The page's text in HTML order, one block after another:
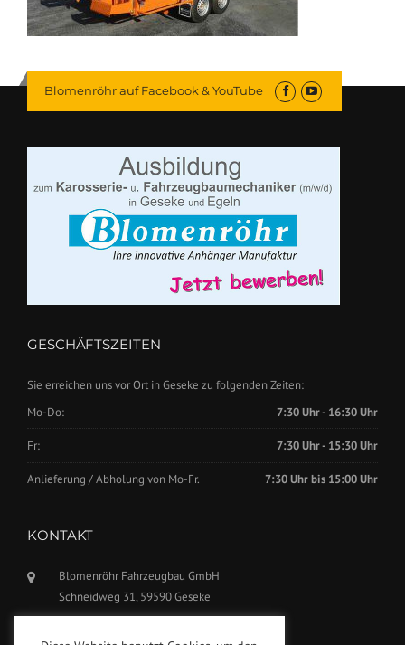
Blomenröhr auf Facebook & YouTube
GESCHÄFTSZEITEN
Sie erreichen uns vor Ort in Geseke zu folgenden Zeiten:
Mo-Do:
7:30 Uhr - 16:30 Uhr
Fr: 7:30 Uhr - 15:30 Uhr
Anlieferung / Abholung von Mo-Fr. 7:30 Uhr bis 15:00 Uhr
KONTAKT
Blomenröhr Fahrzeugbau GmbH
Schneidweg 31, 59590 Geseke